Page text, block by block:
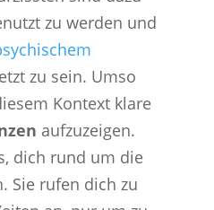
zu werden und
zu sein. Umso
Kontext klare
aufzuzeigen.
dich rund um die
Sie rufen dich zu